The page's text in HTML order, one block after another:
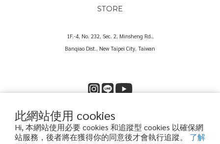
此網站使用 cookies
Hi, 本網站使用必要 cookies 和追蹤型 cookies 以確保網
站服務，後者將在獲得你的同意後才會執行追蹤。 了解
STORE
1F.-4, No. 232, Sec. 2, Minsheng Rd.,
Banqiao Dist., New Taipei City, Taiwan
Copyright© 2025 O83O International Trading Co., Ltd.
歐捌叁歐國際貿易股份有限公司｜60573857